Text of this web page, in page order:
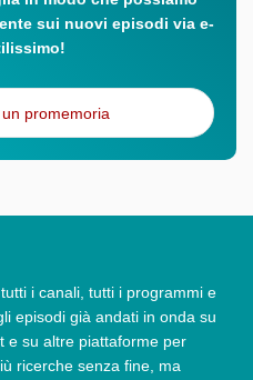
sui nuovi episodi via e-
promemoria
i canali, tutti i programmi e
episodi già andati in onda su
e su altre piattaforme per
ricerche senza fine, ma